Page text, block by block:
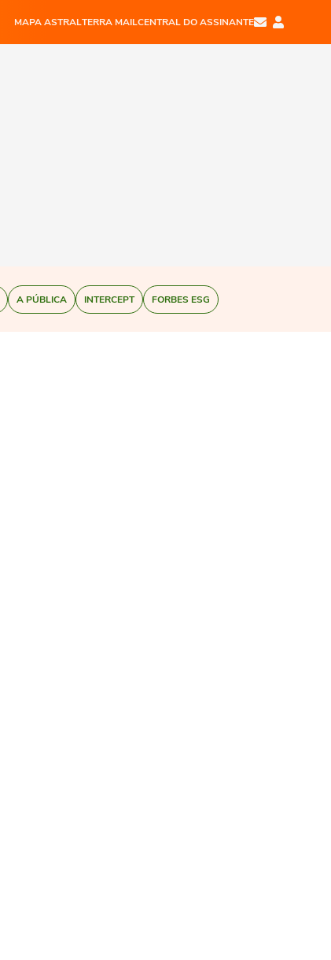
MAPA ASTRALTERRA MAILCENTRAL DO ASSINANTE
A PÚBLICA INTERCEPT FORBES ESG